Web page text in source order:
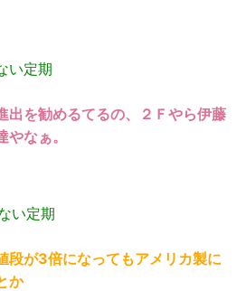
い定期
を勧めるてるの、２Ｆやら伊藤
なぁ。
い定期
段が3倍になってもアメリカ製に
か